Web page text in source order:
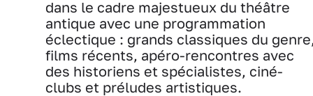
dans le cadre majestueux du théâtre
antique avec une programmation
éclectique : grands classiques du
films récents, apéro-rencontres avec
des historiens et spécialistes, ciné-
clubs et préludes artistiques.